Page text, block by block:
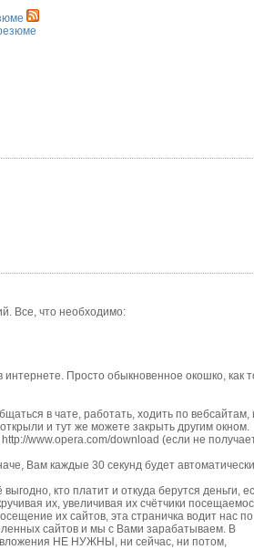
Все, что необходимо:
Просто обыкновенное окошко, как
в чате, работать, ходить по вебсайтам,
и тут же можете закрыть другим окном.
www.opera.соm/download (если не
Вам каждые 30 секунд будет автоматически
кто платит и откуда берутся деньги,
их, увеличивая их счётчики
их сайтов, эта страничка водит нас по
сайтов и мы с Вами зарабатываем. В
вложения НЕ НУЖНЫ, ни сейчас, ни потом,